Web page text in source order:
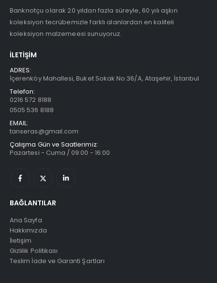
Banknotçu olarak 20 yıldan fazla süreyle, 60 yılı aşkın
koleksiyon tecrübemizle farklı alanlardan en kaliteli
koleksiyon malzemeesi sunuyoruz.
İLETIŞIM
ADRES:
İçerenköy Mahallesi, Buket Sokak No:36/A, Ataşehir, İstanbul
Telefon:
0216 572 8188
0505 536 8188
EMAIL:
tanseras@gmail.com
Çalışma Gün ve Saatlerimiz:
Pazartesi - Cuma / 09:00 - 16:00
BAĞLANTILAR
Ana Sayfa
Hakkımızda
İletişim
Gizlilik Politikası
Teslim İade ve Garanti Şartları